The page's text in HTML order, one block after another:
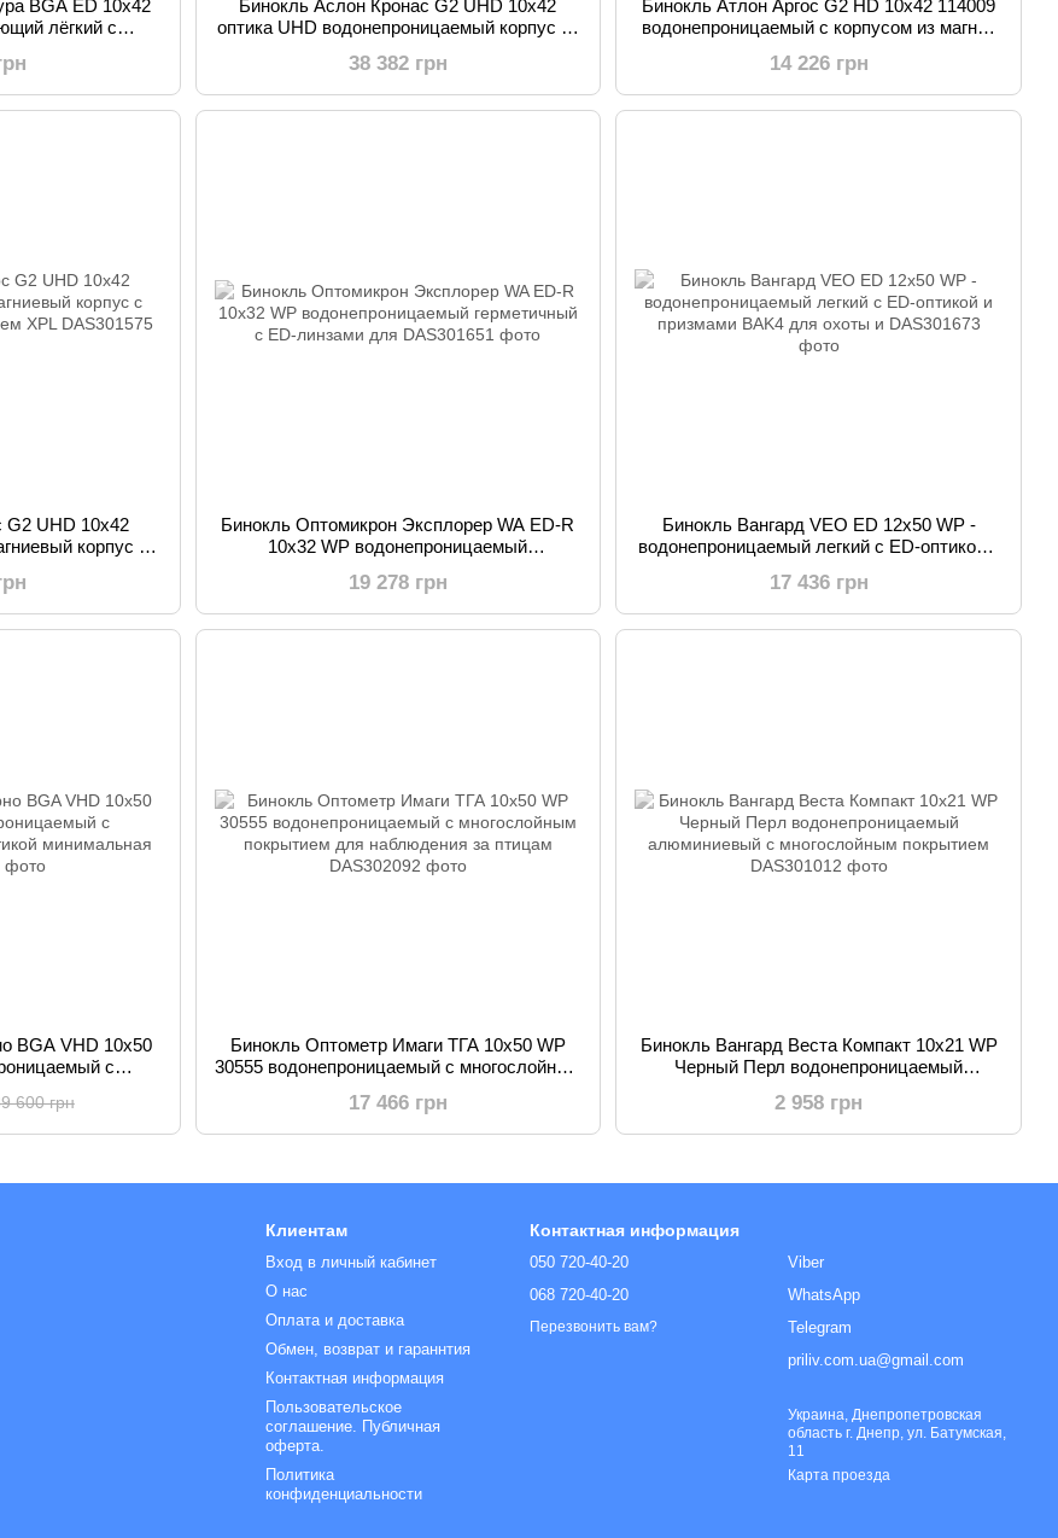
BGA ED 10x42
лёгкий с
Бинокль Аслон Кронас G2 UHD 10x42
оптика UHD водонепроницаемый корпус из
38 382 грн
Бинокль Атлон Аргос G2 HD 10x42 114009
водонепроницаемый с корпусом из магния
14 226 грн
G2 UHD 10x42
корпус с
Бинокль Оптомикрон Эксплорер WA ED-R
10x32 WP водонепроницаемый
19 278 грн
Бинокль Вангард VEO ED 12x50 WP -
водонепроницаемый легкий с ED-оптикой и
17 436 грн
BGA VHD 10x50
с
600 грн
Бинокль Оптометр Имаги ТГА 10x50 WP
30555 водонепроницаемый с многослойным
17 466 грн
Бинокль Вангард Веста Компакт 10x21 WP
Черный Перл водонепроницаемый
2 958 грн
Клиентам
Вход в личный кабинет
О нас
Оплата и доставка
Обмен, возврат и гараннтия
Контактная информация
Пользовательское
соглашение. Публичная
оферта.
Политика
конфиденциальности
Контактная информация
050 720-40-20
068 720-40-20
Перезвонить вам?
Viber
WhatsApp
Telegram
priliv.com.ua@gmail.com
Украина, Днепропетровская
область г. Днепр, ул. Батумская,
11
Карта проезда